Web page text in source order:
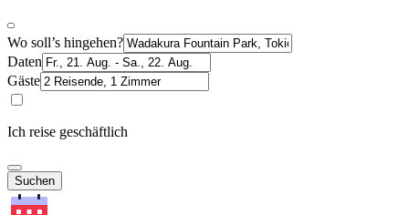
Wo soll’s hingehen?
Daten
Gäste
Ich reise geschäftlich
Suchen